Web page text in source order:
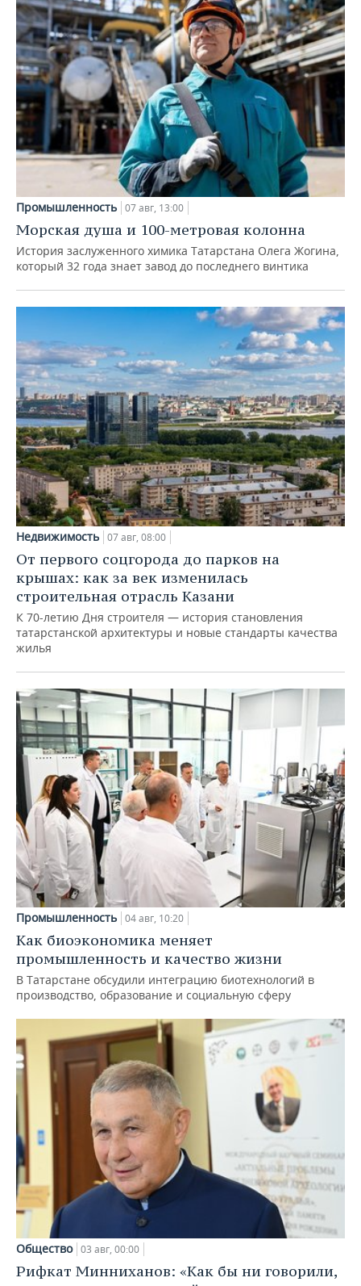
Промышленность 07 авг, 13:00
Морская душа и 100-метровая колонна
История заслуженного химика Татарстана Олега Жогина,
который 32 года знает завод до последнего винтика
Недвижимость 07 авг, 08:00
От первого соцгорода до парков на
крышах: как за век изменилась
строительная отрасль Казани
К 70-летию Дня строителя — история становления
татарстанской архитектуры и новые стандарты качества
жилья
Промышленность 04 авг, 10:20
Как биоэкономика меняет
промышленность и качество жизни
В Татарстане обсудили интеграцию биотехнологий в
производство, образование и социальную сферу
Общество 03 авг, 00:00
Рифкат Минниханов: «Как бы ни говорили,